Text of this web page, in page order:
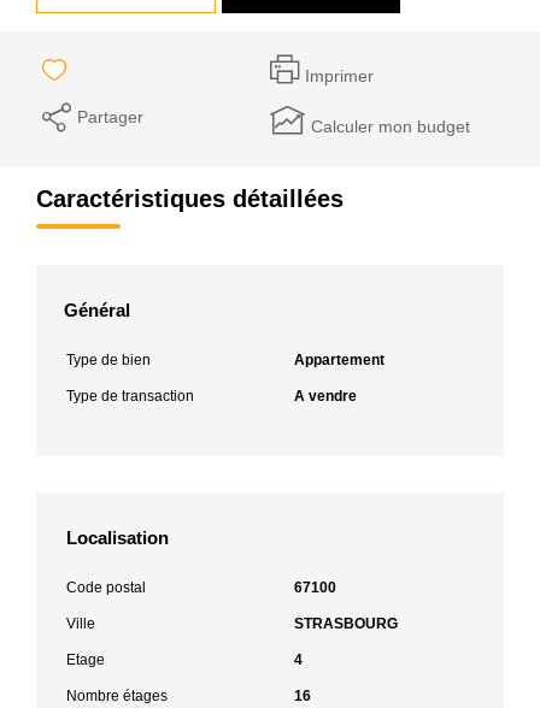
Imprimer
Partager Calculer mon budget
Caractéristiques détaillées
Général
Type de bien Appartement
Type de transaction A vendre
Localisation
Code postal 67100
Ville STRASBOURG
Etage 4
Nombre étages 16